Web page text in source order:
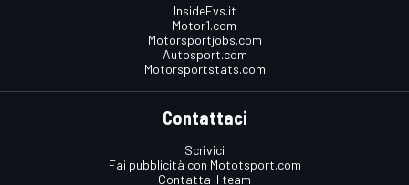
InsideEvs.it
Motor1.com
Motorsportjobs.com
Autosport.com
Motorsportstats.com
Contattaci
Scrivici
Fai pubblicità con Mototsport.com
Contatta il team